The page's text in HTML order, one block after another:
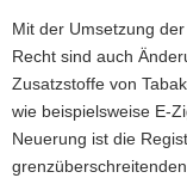
Mit der Umsetzung
Recht sind auch
Zusatzstoffe von
wie beispielsweise E-
Neuerung ist die